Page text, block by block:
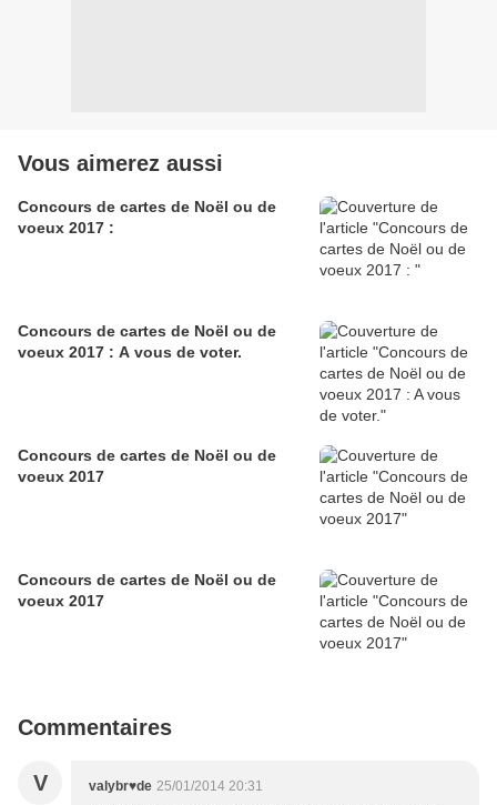
Vous aimerez aussi
Concours de cartes de Noël ou de
voeux 2017 :
Concours de cartes de Noël ou de
voeux 2017 : A vous de voter.
Concours de cartes de Noël ou de
voeux 2017
Concours de cartes de Noël ou de
voeux 2017
Commentaires
V valybr♥de 25/01/2014 20:31